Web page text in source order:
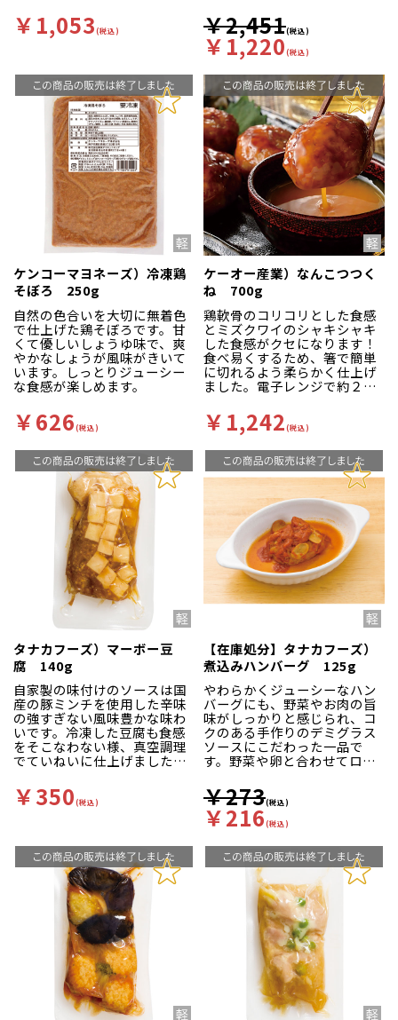
￥1,053(税込) ￥2,451(税込)
￥1,220(税込)
ケンコーマヨネーズ）冷凍鶏
そぼろ 250g
自然の色合いを大切に無着色
で仕上げた鶏そぼろです。甘
くて優しいしょうゆ味で、爽
やかなしょうが風味がきいて
います。しっとりジューシー
な食感が楽しめます。
￥626(税込)
ケーオー産業）なんこつつく
ね 700g
鶏軟骨のコリコリとした食感
とミズクワイのシャキシャキ
した食感がクセになります！
食べ易くするため、箸で簡単
に切れるよう柔らかく仕上げ
ました。電子レンジで約２分
ニューに最適な商品です。東
京の有名店の商品をベンチマ
ミズクワイの食感が絶妙で
す。そのままでも美味しいで
すが焼鳥のタレなども相性抜
群です。
￥1,242(税込)
タナカフーズ）マーボー豆
腐 140g
自家製の味付けのソースは国
産の豚ミンチを使用した辛味
の強すぎない風味豊かな味わ
いです。冷凍した豆腐も食感
をそこなわない様、真空調理
でていねいに仕上げました。
にしてもおすすめです。
￥350(税込)
【在庫処分】タナカフーズ）
煮込みハンバーグ 125g
やわらかくジューシーなハン
バーグにも、野菜やお肉の旨
味がしっかりと感じられ、コ
クのある手作りのデミグラス
ソースにこだわった一品で
す。野菜や卵と合わせてロコ
すすめです。
￥273(税込)
￥216(税込)